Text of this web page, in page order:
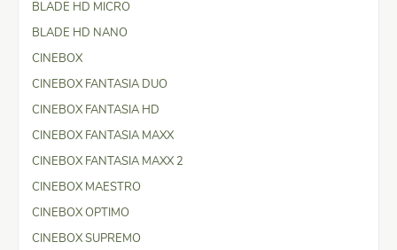
BLADE HD MICRO
BLADE HD NANO
CINEBOX
CINEBOX FANTASIA DUO
CINEBOX FANTASIA HD
CINEBOX FANTASIA MAXX
CINEBOX FANTASIA MAXX 2
CINEBOX MAESTRO
CINEBOX OPTIMO
CINEBOX SUPREMO